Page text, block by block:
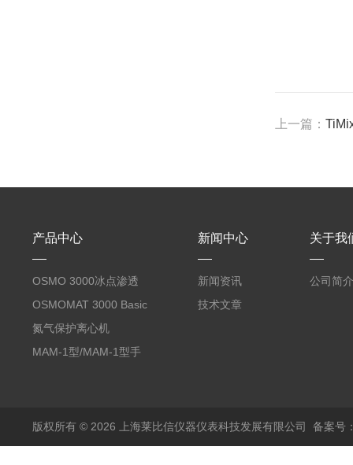
上一篇：
产品中心
OSMO 3000冰点渗透
压仪
OSMOMAT 3000 Basic
冰点渗透压仪
氮气保护离心机
MAM-1型/MAM-1型手
新闻中心
新闻资讯
技术文章
关于我
公司简介
版权所有 © 2026 上海莱比信仪器仪表科技发展有限公司 备案号